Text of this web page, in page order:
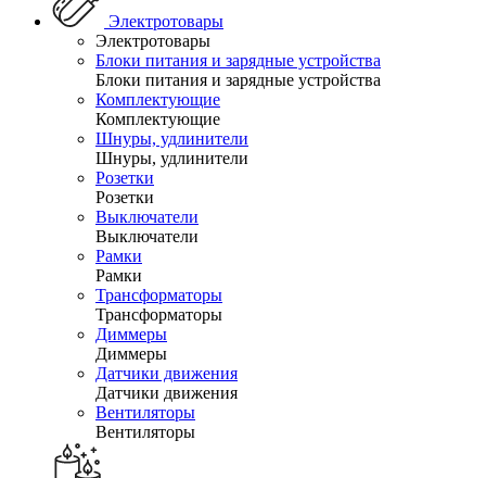
Электротовары
Электротовары
Блоки питания и зарядные устройства
Блоки питания и зарядные устройства
Комплектующие
Комплектующие
Шнуры, удлинители
Шнуры, удлинители
Розетки
Розетки
Выключатели
Выключатели
Рамки
Рамки
Трансформаторы
Трансформаторы
Диммеры
Диммеры
Датчики движения
Датчики движения
Вентиляторы
Вентиляторы